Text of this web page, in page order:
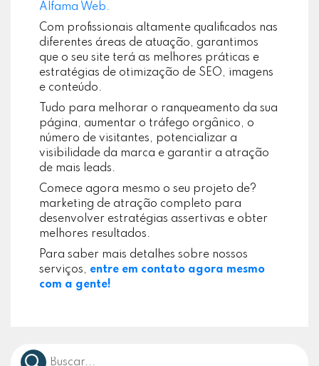
Alfama Web.
Com profissionais altamente qualificados nas
diferentes áreas de atuação, garantimos
que o seu site terá as melhores práticas e
estratégias de otimização de SEO, imagens
e conteúdo.
Tudo para melhorar o ranqueamento da sua
página, aumentar o tráfego orgânico, o
número de visitantes, potencializar a
visibilidade da marca e garantir a atração
de mais leads.
Comece agora mesmo o seu projeto de?
marketing de atração completo para
desenvolver estratégias assertivas e obter
melhores resultados.
Para saber mais detalhes sobre nossos
serviços, entre em contato agora mesmo
com a gente!